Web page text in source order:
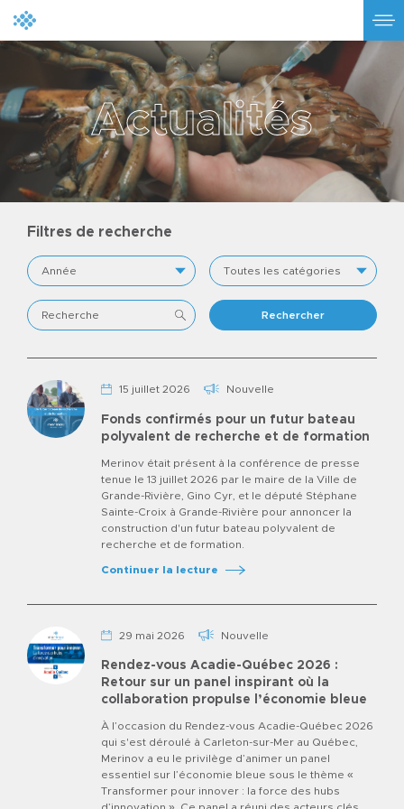
Actualités
Filtres de recherche
15 juillet 2026 Nouvelle
Fonds confirmés pour un futur bateau
polyvalent de recherche et de formation
Merinov était présent à la conférence de presse
tenue le 13 juillet 2026 par le maire de la Ville de
Grande-Rivière, Gino Cyr, et le député Stéphane
Sainte-Croix à Grande-Rivière pour annoncer la
construction d'un futur bateau polyvalent de
recherche et de formation.
Continuer la lecture
29 mai 2026 Nouvelle
Rendez-vous Acadie-Québec 2026 :
Retour sur un panel inspirant où la
collaboration propulse l’économie bleue
À l’occasion du Rendez-vous Acadie-Québec 2026
qui s'est déroulé à Carleton-sur-Mer au Québec,
Merinov a eu le privilège d’animer un panel
essentiel sur l’économie bleue sous le thème «
Transformer pour innover : la force des hubs